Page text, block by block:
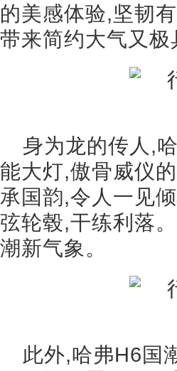
的美感体验,坚韧
带来简约大气又极
身为龙的传人,
能大灯,傲骨威仪
承国韵,令人一见
弦轮毂,干练利落
潮新气象。
此外,哈弗H6国